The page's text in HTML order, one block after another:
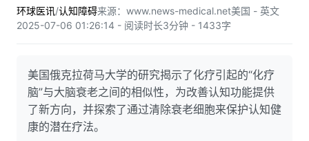
环球医讯/认知障碍来源：www.news-medical.net美国 - 英文
2025-07-06 01:26:14 - 阅读时长3分钟 - 1433字
美国俄克拉荷马大学的研究揭示了化疗引起的“化疗
脑”与大脑衰老之间的相似性，为改善认知功能提供
了新方向，并探索了通过清除衰老细胞来保护认知健
康的潜在疗法。